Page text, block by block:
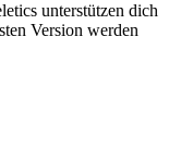
unterstützen dich
Version werden